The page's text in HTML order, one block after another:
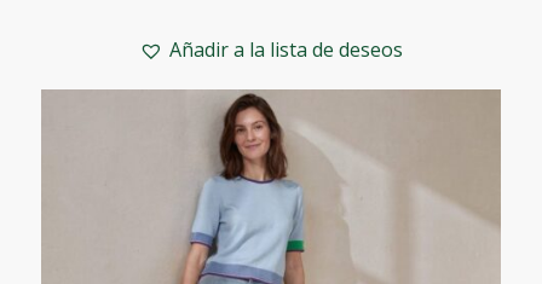
original
80,90€.
actual
Añadir a la lista de deseos